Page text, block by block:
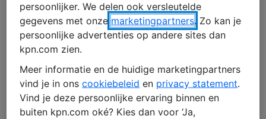
NLSecure[ID] 2026
Dinsdag 20 januari 2026 | 10.00 tot 17.00 uur
NBC Congrescentrum Nieuwegein
persoonlijker. We delen ook versleutelde
gegevens met onze marketingpartners. Zo kan je
persoonlijke advertenties op andere sites dan
kpn.com zien.
Meer informatie en de huidige marketingpartners
vind je in ons cookiebeleid en privacy statement.
Vind je deze persoonlijke ervaring binnen en
buiten kpn.com oké? Kies dan voor ‘Ja,